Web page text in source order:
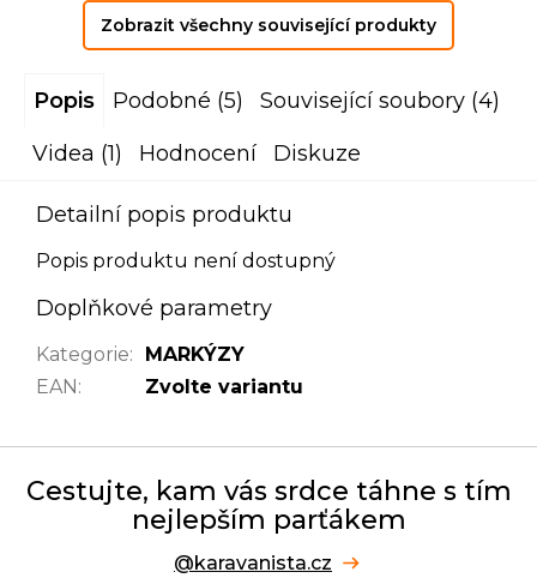
Zobrazit všechny související produkty
Popis Podobné (5)
Související soubory (4)
Videa (1)
Hodnocení Diskuze
Detailní popis produktu
Popis produktu není dostupný
Doplňkové parametry
Kategorie:
MARKÝZY
EAN: Zvolte variantu
Cestujte, kam vás srdce táhne s tím
nejlepším parťákem
@karavanista.cz